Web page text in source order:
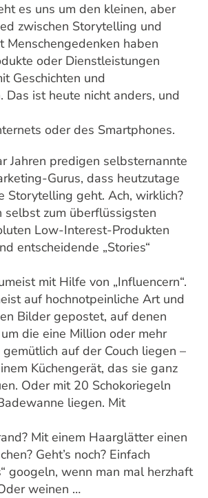
es uns um den kleinen, aber
zwischen Storytelling und
Menschengedenken haben
oder Dienstleistungen
Geschichten und
Das ist heute nicht anders, und
oder des Smartphones.
Jahren predigen selbsternannte
Gurus, dass heutzutage
Storytelling geht. Ach, wirklich?
selbst zum überflüssigsten
Low-Interest-Produkten
entscheidende „Stories“
mit Hilfe von „Influencern“.
auf hochnotpeinliche Art und
Bilder gepostet, auf denen
um die eine Million oder mehr
auf der Couch liegen –
Küchengerät, das sie ganz
Oder mit 20 Schokoriegeln
liegen. Mit
Mit einem Haarglätter einen
Geht’s noch? Einfach
googeln, wenn man mal herzhaft
weinen …